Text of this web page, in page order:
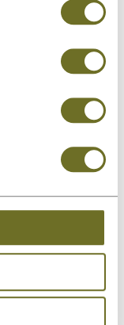
1.883,00 €